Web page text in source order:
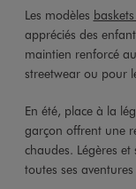
Les modèles
appréciés des
maintien renforcé
streetwear ou pour
En été, place à la
garçon offrent une
chaudes. Légères
toutes ses